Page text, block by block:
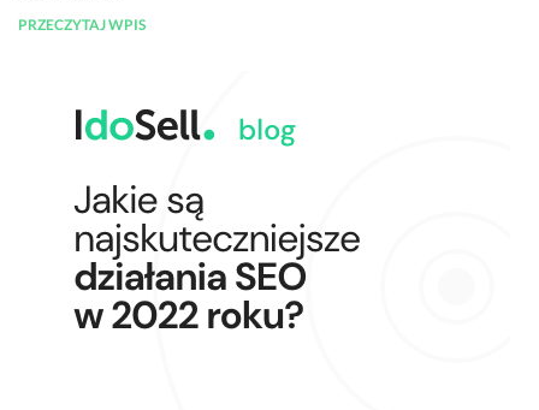
PRZECZYTAJ WPIS